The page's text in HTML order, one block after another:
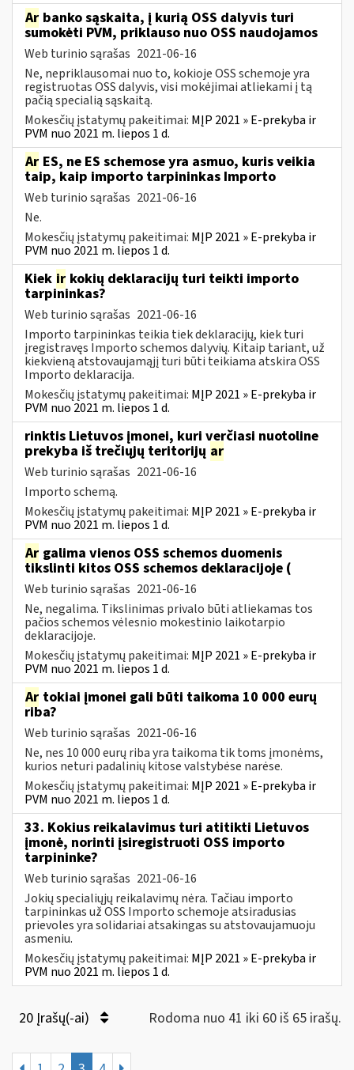
Ar banko sąskaita, į kurią OSS dalyvis turi
sumokėti PVM, priklauso nuo OSS naudojamos
Web turinio sąrašas 2021-06-16
Ne, nepriklausomai nuo to, kokioje OSS schemoje yra
registruotas OSS dalyvis, visi mokėjimai atliekami į tą
pačią specialią sąskaitą.
Mokesčių įstatymų pakeitimai: MĮP 2021 » E-prekyba ir
PVM nuo 2021 m. liepos 1 d.
Ar ES, ne ES schemose yra asmuo, kuris veikia
taip, kaip importo tarpininkas Importo
Web turinio sąrašas 2021-06-16
Ne.
Mokesčių įstatymų pakeitimai: MĮP 2021 » E-prekyba ir
PVM nuo 2021 m. liepos 1 d.
Kiek ir kokių deklaracijų turi teikti importo
tarpininkas?
Web turinio sąrašas 2021-06-16
Importo tarpininkas teikia tiek deklaracijų, kiek turi
įregistravęs Importo schemos dalyvių. Kitaip tariant, už
kiekvieną atstovaujamąjį turi būti teikiama atskira OSS
Importo deklaracija.
Mokesčių įstatymų pakeitimai: MĮP 2021 » E-prekyba ir
PVM nuo 2021 m. liepos 1 d.
rinktis Lietuvos įmonei, kuri verčiasi nuotoline
prekyba iš trečiųjų teritorijų ar
Web turinio sąrašas 2021-06-16
Importo schemą.
Mokesčių įstatymų pakeitimai: MĮP 2021 » E-prekyba ir
PVM nuo 2021 m. liepos 1 d.
Ar galima vienos OSS schemos duomenis
tikslinti kitos OSS schemos deklaracijoje (
Web turinio sąrašas 2021-06-16
Ne, negalima. Tikslinimas privalo būti atliekamas tos
pačios schemos vėlesnio mokestinio laikotarpio
deklaracijoje.
Mokesčių įstatymų pakeitimai: MĮP 2021 » E-prekyba ir
PVM nuo 2021 m. liepos 1 d.
Ar tokiai įmonei gali būti taikoma 10 000 eurų
riba?
Web turinio sąrašas 2021-06-16
Ne, nes 10 000 eurų riba yra taikoma tik toms įmonėms,
kurios neturi padalinių kitose valstybėse narėse.
Mokesčių įstatymų pakeitimai: MĮP 2021 » E-prekyba ir
PVM nuo 2021 m. liepos 1 d.
33. Kokius reikalavimus turi atitikti Lietuvos
įmonė, norinti įsiregistruoti OSS importo
tarpininke?
Web turinio sąrašas 2021-06-16
Jokių specialiųjų reikalavimų nėra. Tačiau importo
tarpininkas už OSS Importo schemoje atsiradusias
prievoles yra solidariai atsakingas su atstovaujamuoju
asmeniu.
Mokesčių įstatymų pakeitimai: MĮP 2021 » E-prekyba ir
PVM nuo 2021 m. liepos 1 d.
20 Įrašų(-ai) Rodoma nuo 41 iki 60 iš 65 irašų.